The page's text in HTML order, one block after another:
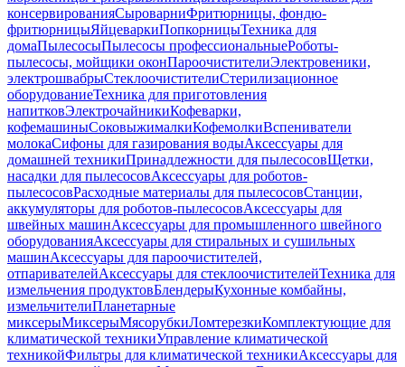
консервированияСыроварниФритюрницы, фондю-
фритюрницыЯйцеваркиПопкорницыТехника для
домаПылесосыПылесосы профессиональныеРоботы-
пылесосы, мойщики оконПароочистителиЭлектровеники,
электрошвабрыСтеклоочистителиСтерилизационное
оборудованиеТехника для приготовления
напитковЭлектрочайникиКофеварки,
кофемашиныСоковыжималкиКофемолкиВспениватели
молокаСифоны для газирования водыАксессуары для
домашней техникиПринадлежности для пылесосовЩетки,
насадки для пылесосовАксессуары для роботов-
пылесосовРасходные материалы для пылесосовСтанции,
аккумуляторы для роботов-пылесосовАксессуары для
швейных машинАксессуары для промышленного швейного
оборудованияАксессуары для стиральных и сушильных
машинАксессуары для пароочистителей,
отпаривателейАксессуары для стеклоочистителейТехника для
измельчения продуктовБлендерыКухонные комбайны,
измельчителиПланетарные
миксерыМиксерыМясорубкиЛомтерезкиКомплектующие для
климатической техникиУправление климатической
техникойФильтры для климатической техникиАксессуары для